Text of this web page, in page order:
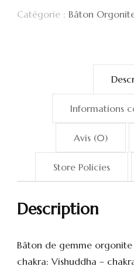
Catégorie : Bâton
Informations
Avis (0)
Store Policies
Description
Bâton de gemme orgonite
chakra: Vishuddha –